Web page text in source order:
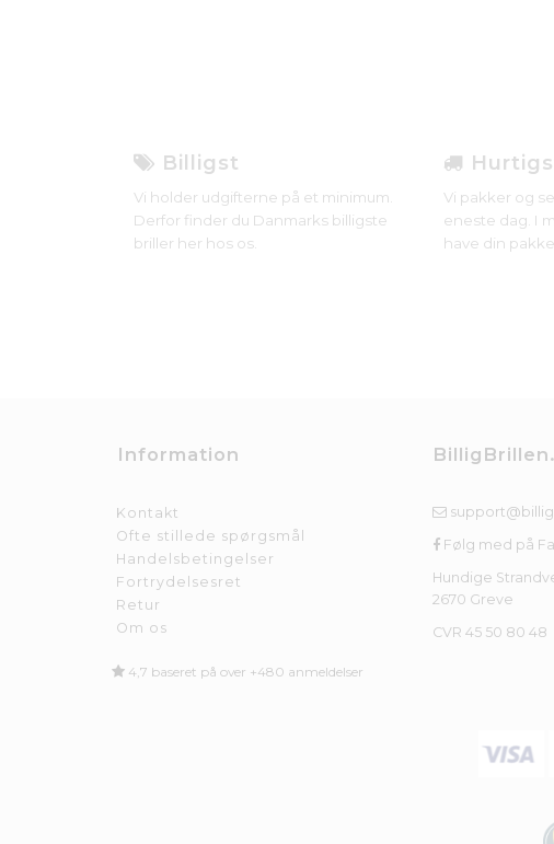
Billigst
Vi holder udgifterne på et minimum.
Derfor finder du Danmarks billigste
briller her hos os.
Vi pakker og
eneste dag. I
have din
Information
Kontakt
Ofte stillede spørgsmål
Handelsbetingelser
Fortrydelsesret
Retur
Om os
4,7 baseret på over +480 anmeldelser
Følg med på
Hundige
2670 Greve
CVR 45 50 80 48